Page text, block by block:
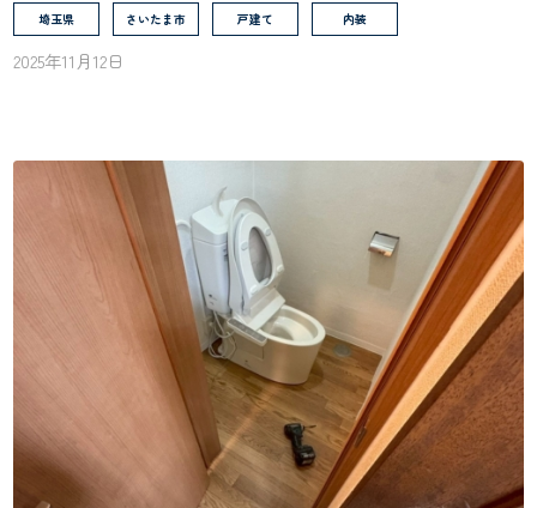
埼玉県 さいたま市 戸建て 内装
2025年11月12日